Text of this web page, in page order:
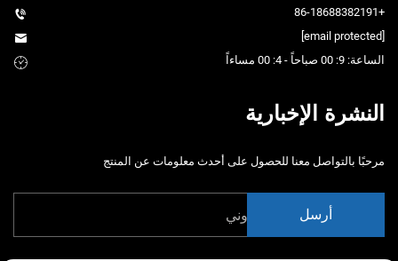
+86-18688382191
الساعة: 9: 00 صباحاً - 4: 00 مساءاً
النشرة الإخبارية
مرحبًا بالتواصل معنا للحصول على أحدث معلومات عن المنتج
أرسل